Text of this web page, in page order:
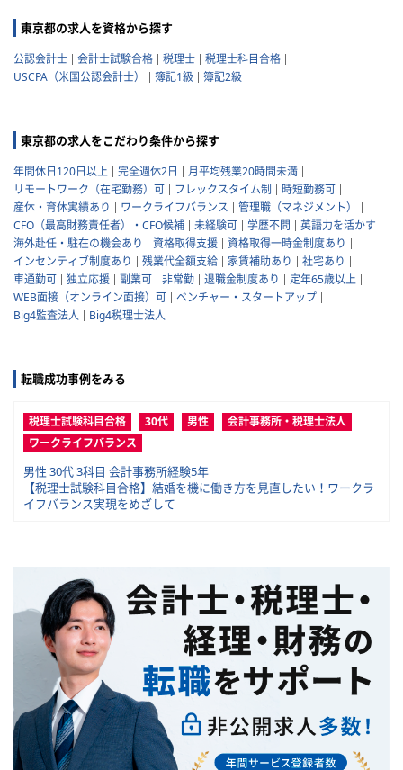
東京都の求人を資格から探す
公認会計士 会計士試験合格 税理士
税理士科目合格
USCPA（米国公認会計士）
簿記1級 簿記2級
東京都の求人をこだわり条件から探す
年間休日120日以上 完全週休2日
月平均残業20時間未満
リモートワーク（在宅勤務）可
フレックスタイム制
時短勤務可
産休・育休実績あり
ワークライフバランス
管理職（マネジメント）
CFO（最高財務責任者）・CFO候補
未経験可 学歴不問
英語力を活かす
海外赴任・駐在の機会あり
資格取得支援
資格取得一時金制度あり
インセンティブ制度あり
残業代全額支給 家賃補助あり
社宅あり
車通勤可
独立応援 副業可 非常勤 退職金制度あり
定年65歳以上
WEB面接（オンライン面接）可
ベンチャー・スタートアップ
Big4監査法人
Big4税理士法人
転職成功事例をみる
税理士試験科目合格 30代 男性
会計事務所・税理士法人
ワークライフバランス
男性 30代 3科目 会計事務所経験5年
【税理士試験科目合格】結婚を機に働き方を見直したい！ワークラ
イフバランス実現をめざして